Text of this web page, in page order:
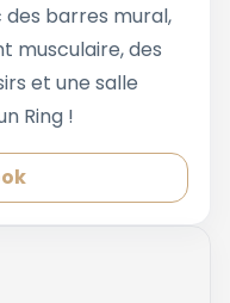
barres mural,
musculaire, des
et une salle
Ring !